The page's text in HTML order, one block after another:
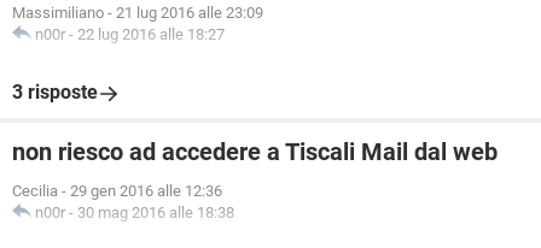
Massimiliano - 21 lug 2016 alle 23:09
n00r - 22 lug 2016 alle 18:27
3 risposte
non riesco ad accedere a Tiscali Mail dal web
Cecilia - 29 gen 2016 alle 12:36
n00r - 30 mag 2016 alle 18:38